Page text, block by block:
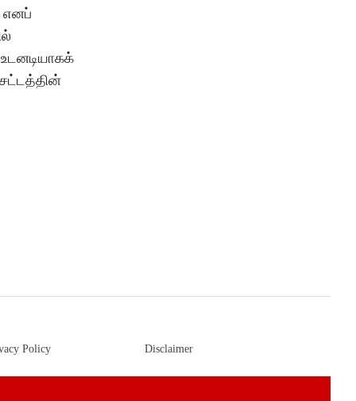
எனப்
Policy Disclaimer